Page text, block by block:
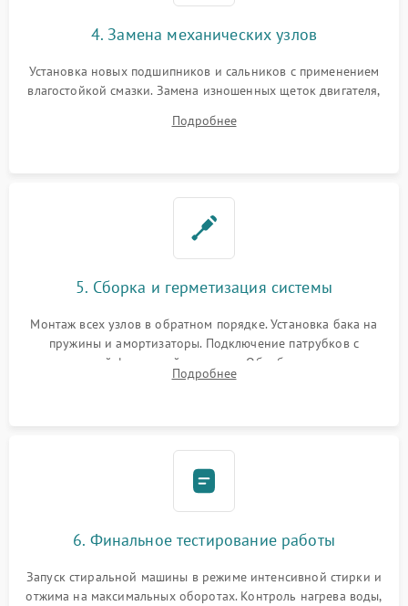
4. Замена механических узлов
Установка новых подшипников и сальников с применением
влагостойкой смазки. Замена изношенных щеток двигателя,
или поврежденной резиновой манжеты.
Подробнее
5. Сборка и герметизация системы
Монтаж всех узлов в обратном порядке. Установка бака на
пружины и амортизаторы. Подключение патрубков с
надежной фиксацией хомутами. Обработка стыков
герметиком для предотвращения возможных протечек воды.
Подробнее
6. Финальное тестирование работы
Запуск стиральной машины в режиме интенсивной стирки и
отжима на максимальных оборотах. Контроль нагрева воды,